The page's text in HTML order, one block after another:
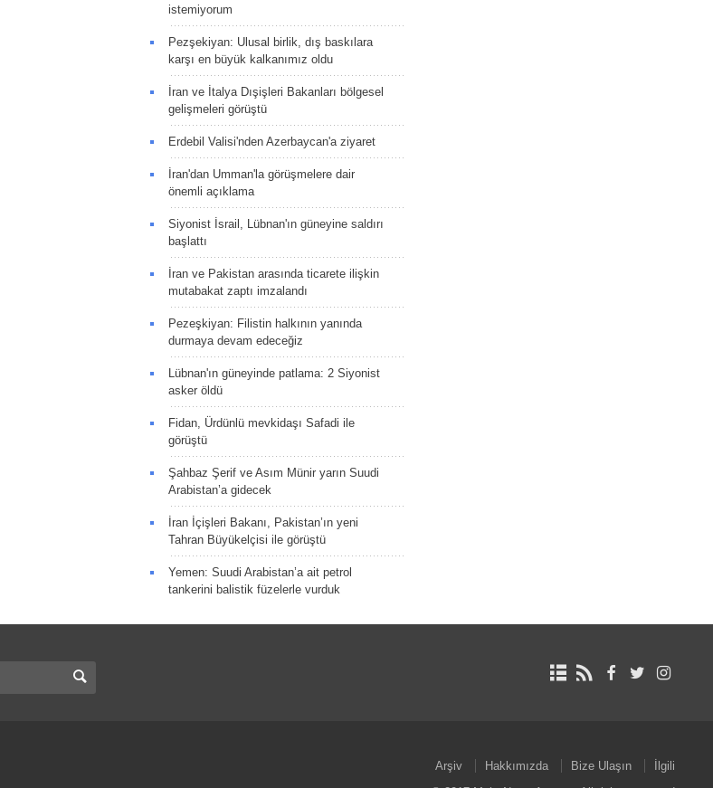
istemiyorum
Pezşekiyan: Ulusal birlik, dış baskılara
karşı en büyük kalkanımız oldu
İran ve İtalya Dışişleri Bakanları bölgesel
gelişmeleri görüştü
Erdebil Valisi'nden Azerbaycan'a ziyaret
İran'dan Umman'la görüşmelere dair
önemli açıklama
Siyonist İsrail, Lübnan'ın güneyine saldırı
başlattı
İran ve Pakistan arasında ticarete ilişkin
mutabakat zaptı imzalandı
Pezeşkiyan: Filistin halkının yanında
durmaya devam edeceğiz
Lübnan'ın güneyinde patlama: 2 Siyonist
asker öldü
Fidan, Ürdünlü mevkidaşı Safadi ile
görüştü
Şahbaz Şerif ve Asım Münir yarın Suudi
Arabistan’a gidecek
İran İçişleri Bakanı, Pakistan’ın yeni
Tahran Büyükelçisi ile görüştü
Yemen: Suudi Arabistan’a ait petrol
tankerini balistik füzelerle vurduk
Arşiv Hakkımızda Bize Ulaşın
İlgili